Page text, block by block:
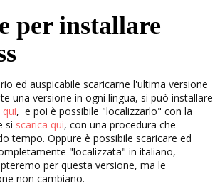
per installare
ed auspicabile scaricarne l'ultima versione
una versione in ogni lingua, si può installare
, e poi è possibile "localizzarlo" con la
si scarica qui, con una procedura che
tempo. Oppure è possibile scaricare ed
"localizzata" in italiano,
per questa versione, ma le
non cambiano.